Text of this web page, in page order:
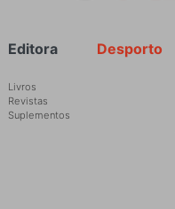
Rodapé Desporto
Editora
Livros
Revistas
Suplementos